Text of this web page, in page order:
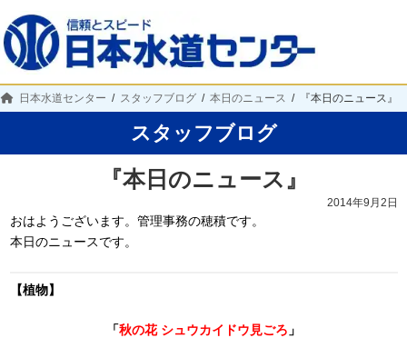
日本水道センター スタッフブログ 本日のニュース 『本日のニュース』
スタッフブログ
『本日のニュース』
2014年9月2日
おはようございます。管理事務の穂積です。
本日のニュースです。
【植物】
「秋の花 シュウカイドウ見ごろ 」